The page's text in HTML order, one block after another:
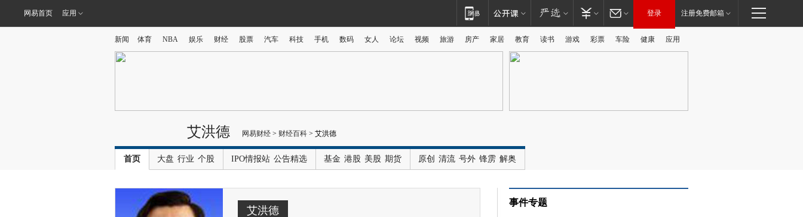
网易首页 应用 登录 注册免费邮箱
新闻 体育 NBA 娱乐 财经 股票 汽车 科技 手机 数码 女人 论坛 视频 旅游 房产 家居 教育 读书 游戏 彩票 车险 健康 应用
艾洪德 网易财经 > 财经百科 > 艾洪德
首页 大盘 行业 个股 IPO情报站 公告精选 基金 港股 美股 期货 原创 清流 号外 锋雳 解奥
艾洪德
事件专题